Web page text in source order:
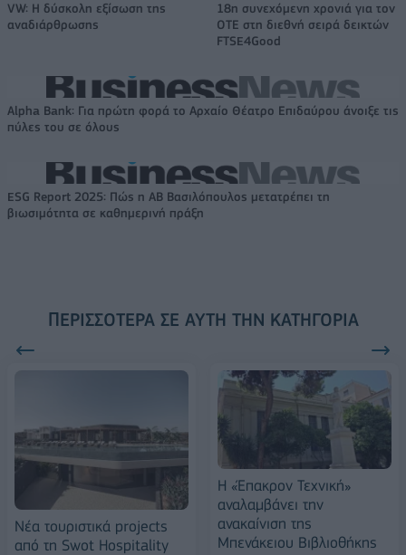
VW: Η δύσκολη εξίσωση της
αναδιάρθρωσης
18η συνεχόμενη χρονιά για τον
ΟΤΕ στη διεθνή σειρά δεικτών
FTSE4Good
Alpha Bank: Για πρώτη φορά το Αρχαίο Θέατρο Επιδαύρου άνοιξε τις
πύλες του σε όλους
ESG Report 2025: Πώς η ΑΒ Βασιλόπουλος μετατρέπει τη
βιωσιμότητα σε καθημερινή πράξη
ΠΕΡΙΣΣΌΤΕΡΑ ΣΕ ΑΥΤΉ ΤΗΝ ΚΑΤΗΓΟΡΊΑ
Νέα τουριστικά projects
από τη Swot Hospitality
Η «Έπακρον Τεχνική»
αναλαμβάνει την
ανακαίνιση της
Μπενάκειου Βιβλιοθήκης